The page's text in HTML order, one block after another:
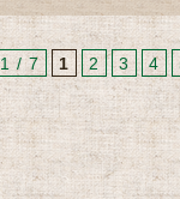
1 / 7 1 2 3 4